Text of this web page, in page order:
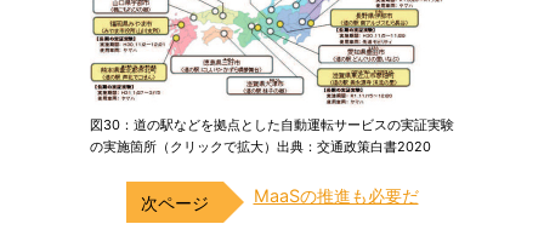
図30：道の駅などを拠点とした自動運転サービスの実証実験
の実施箇所（クリックで拡大）出典：交通政策白書2020
MaaSの推進も必要だ